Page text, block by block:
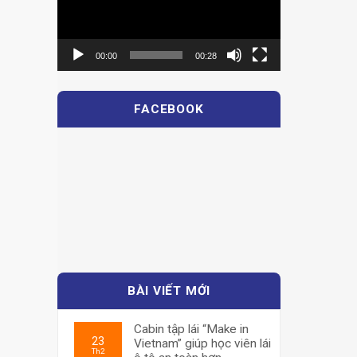
00:00 00:28
FACEBOOK
BÀI VIẾT MỚI
23
Th2
Cabin tập lái “Make in
Vietnam” giúp học viên lái